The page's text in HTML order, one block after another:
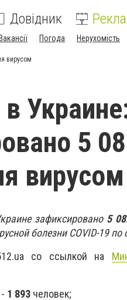
Довідник
Погода Нерухомість
вирусом
5
вирусом
зафиксировано 5
болезни COVID-19
со ссылкой на
1 893 человек;